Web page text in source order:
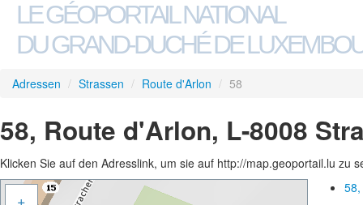
LE GÉOPORTAIL NATIONAL
DU GRAND-DUCHÉ DE
Adressen / Strassen / Route d'Arlon / 58
58, Route d'Arlon, L-8008
Klicken Sie auf den Adresslink, um sie auf http://map.geoportail.lu zu
+